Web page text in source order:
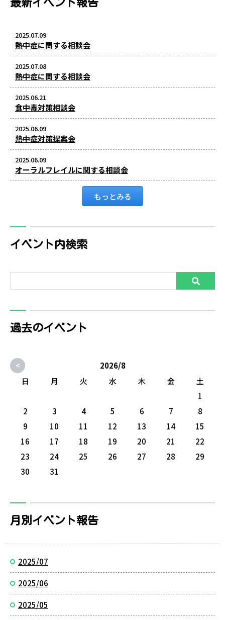
最新イベント報告
2025.07.09
熱中症に関する相談会
2025.07.08
熱中症に関する相談会
2025.06.21
食中毒対策相談会
2025.06.09
熱中症対策提案会
2025.06.09
オーラルフレイルに関する相談会
もっとみる
イベント内検索
過去のイベント
<
2026/8
日
月 火 水 木 金
土
1
2
3 4 5 6 7
8
9
10 11 12 13 14
15
16
17 18 19 20 21
22
23
24 25 26 27 28
29
30
31
月別イベント報告
2025/07
2025/06
2025/05